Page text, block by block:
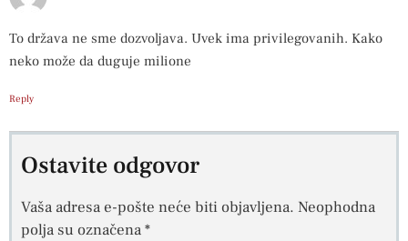
To država ne sme dozvoljava. Uvek ima privilegovanih. Kako
neko može da duguje milione
Reply
Ostavite odgovor
Vaša adresa e-pošte neće biti objavljena. Neophodna
polja su označena*